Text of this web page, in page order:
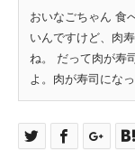
おいなごちゃん 食
いんですけど、肉
ね。 だって肉が寿
よ。肉が寿司にな